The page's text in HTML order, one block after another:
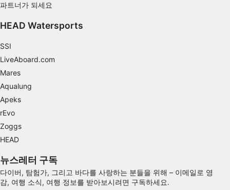
파트너가 되세요
HEAD Watersports
SSI
LiveAboard.com
Mares
Aqualung
Apeks
rEvo
Zoggs
HEAD
뉴스레터 구독
다이버, 탐험가, 그리고 바다를 사랑하는 분들을 위해 – 이메일로 영
감, 여행 소식, 여행 정보를 받아보시려면 구독하세요.